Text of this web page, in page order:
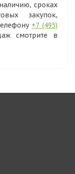
сроках
закупок,
+7 (495)
смотрите в